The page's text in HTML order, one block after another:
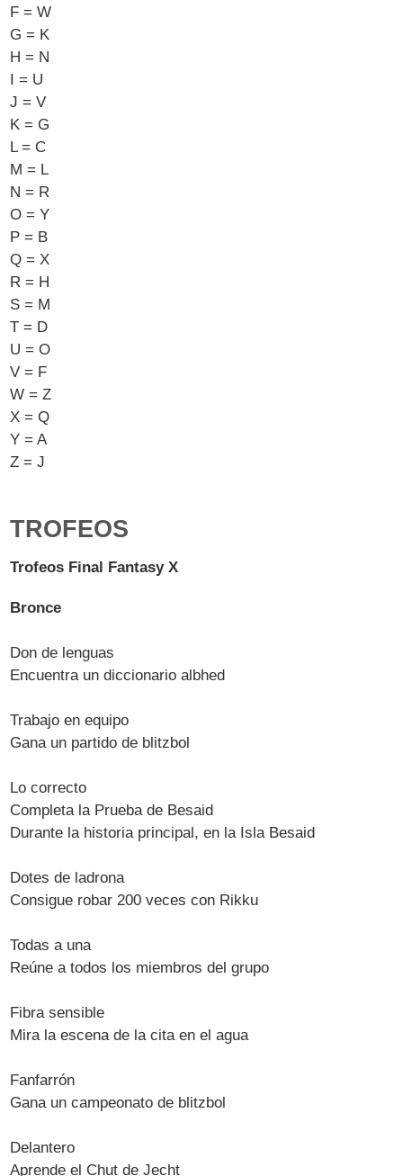
F = W
G = K
H = N
I = U
J = V
K = G
L = C
M = L
N = R
O = Y
P = B
Q = X
R = H
S = M
T = D
U = O
V = F
W = Z
X = Q
Y = A
Z = J
TROFEOS
Trofeos Final Fantasy X
Bronce
Don de lenguas
Encuentra un diccionario albhed
Trabajo en equipo
Gana un partido de blitzbol
Lo correcto
Completa la Prueba de Besaid
Durante la historia principal, en la Isla Besaid
Dotes de ladrona
Consigue robar 200 veces con Rikku
Todas a una
Reúne a todos los miembros del grupo
Fibra sensible
Mira la escena de la cita en el agua
Fanfarrón
Gana un campeonato de blitzbol
Delantero
Aprende el Chut de Jecht